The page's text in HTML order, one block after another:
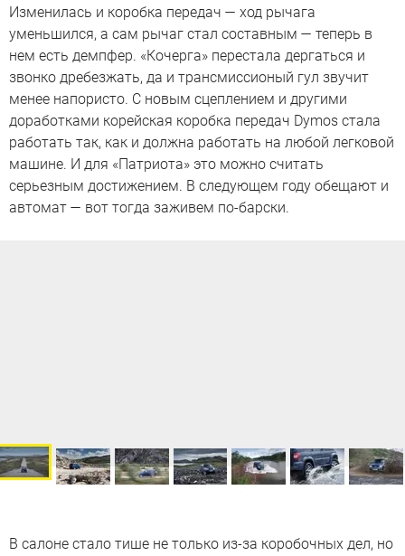
Изменилась и коробка передач — ход рычага
уменьшился, а сам рычаг стал составным — теперь в
нем есть демпфер. «Кочерга» перестала дергаться и
звонко дребезжать, да и трансмиссионый гул звучит
менее напористо. С новым сцеплением и другими
доработками корейская коробка передач Dymos стала
работать так, как и должна работать на любой легковой
машине. И для «Патриота» это можно считать
серьезным достижением. В следующем году обещают и
автомат — вот тогда заживем по-барски.
В салоне стало тише не только из-за коробочных дел, но